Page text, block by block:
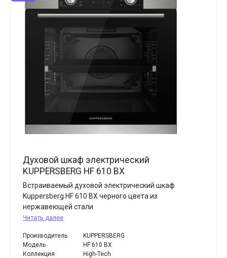
Духовой шкаф электрический
KUPPERSBERG HF 610 BX
Встраиваемый духовой электрический шкаф
Kuppersberg HF 610 BX черного цвета из
нержавеющей стали
Читать далее
Производитель
KUPPERSBERG
Модель
HF 610 BX
Коллекция
High-Tech